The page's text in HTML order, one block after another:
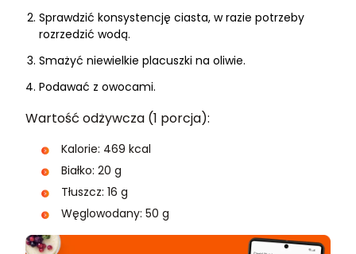
Sprawdzić konsystencję ciasta, w razie potrzeby
rozrzedzić wodą.
Smażyć niewielkie placuszki na oliwie.
Podawać z owocami.
Wartość odżywcza (1 porcja):
Kalorie: 469 kcal
Białko: 20 g
Tłuszcz: 16 g
Węglowodany: 50 g